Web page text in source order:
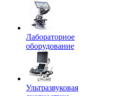
Лабораторное
оборудование
Ультразвуковая